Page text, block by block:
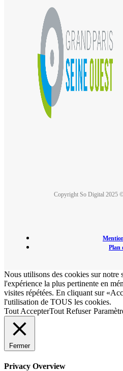
Copyright So Digital 2025
Plan
Nous utilisons des cookies sur
l'expérience la plus pertinente en
visites répétées. En cliquant sur
l'utilisation de TOUS les cookies.
Tout AccepterTout Refuser
Fermer
Privacy Overview